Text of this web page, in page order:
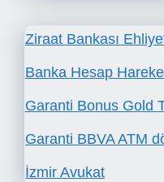
Ziraat Bankası
Banka Hesap
Garanti Bonus Gold
Garanti BBVA ATM
İzmir Avukat